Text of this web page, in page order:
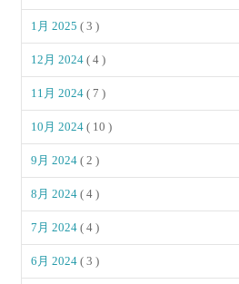
1月 2025( 3 )
12月 2024( 4 )
11月 2024( 7 )
10月 2024( 10 )
9月 2024( 2 )
8月 2024( 4 )
7月 2024( 4 )
6月 2024( 3 )